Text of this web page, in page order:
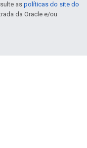
aspolíticas do site do
da Oracle e/ou